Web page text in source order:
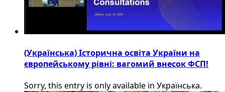
(Українська) Історична освіта України на
європейському рівні: вагомий внесок ФСП!
Sorry, this entry is only available in Українська.